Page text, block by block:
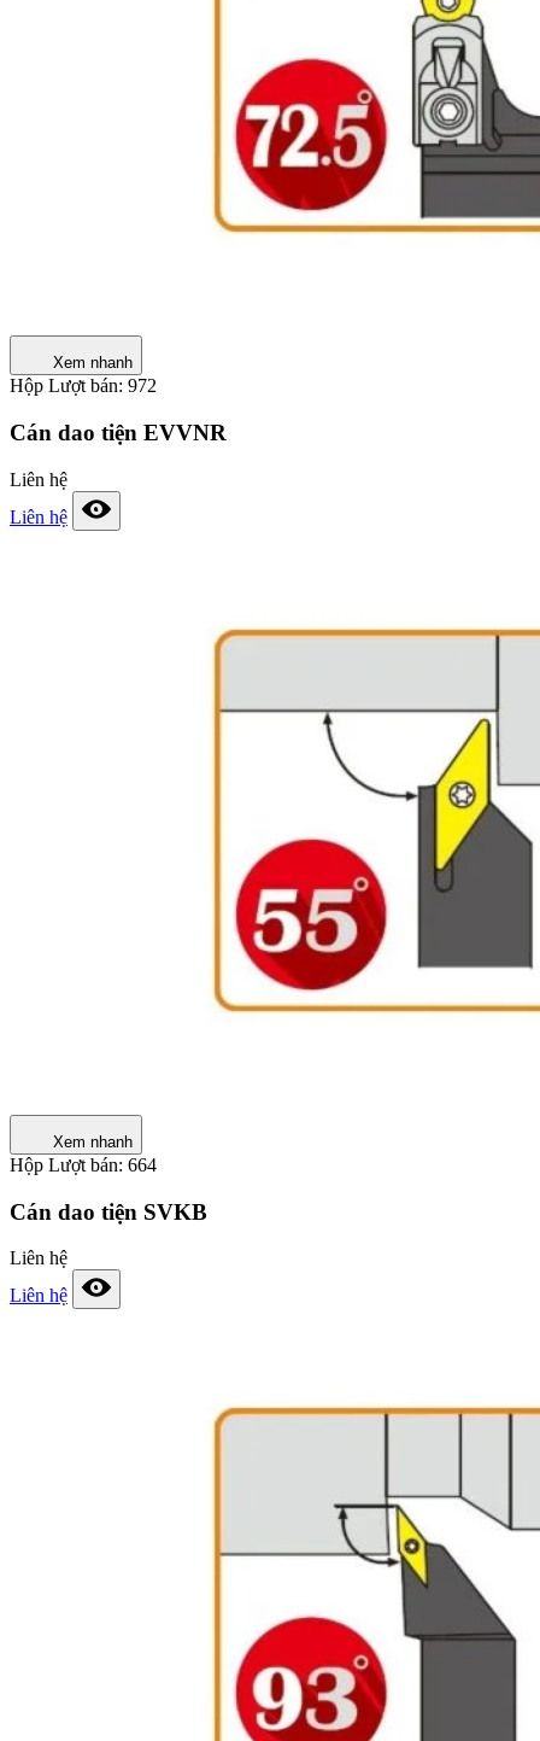
Xem nhanh
Hộp Lượt bán: 972
Cán dao tiện EVVNR
Liên hệ
Liên hệ
Xem nhanh
Hộp Lượt bán: 664
Cán dao tiện SVKB
Liên hệ
Liên hệ